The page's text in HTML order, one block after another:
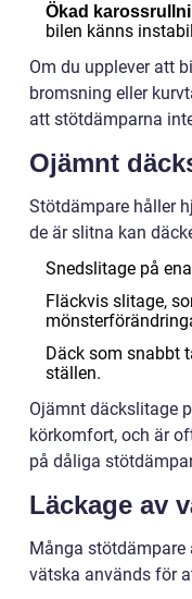
Ökad
bilen känns
Om du upplever att
bromsning eller
att stötdämparna
Ojämnt
Stötdämpare håller
de är slitna kan
Snedslitage på
Fläckvis slitage,
Däck som snabbt
ställen.
Ojämnt däckslitage
körkomfort, och är
på dåliga
Läckage av
Många stötdämpare
vätska används för